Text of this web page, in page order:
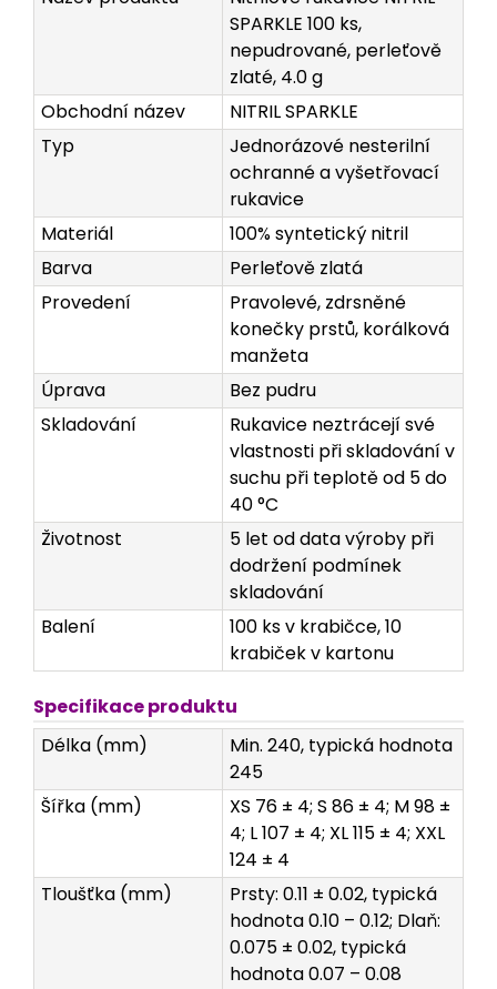
SPARKLE 100 ks,
nepudrované, perleťově
zlaté, 4.0 g
Obchodní název
NITRIL SPARKLE
Typ
Jednorázové nesterilní
ochranné a vyšetřovací
rukavice
Materiál
100% syntetický nitril
Barva
Perleťově zlatá
Provedení
Pravolevé, zdrsněné
konečky prstů, korálková
manžeta
Úprava
Bez pudru
Skladování
Rukavice neztrácejí své
vlastnosti při skladování v
suchu při teplotě od 5 do
40 °C
Životnost
5 let od data výroby při
dodržení podmínek
skladování
Balení
100 ks v krabičce, 10
krabiček v kartonu
Specifikace produktu
Délka (mm)
Min. 240, typická hodnota
245
Šířka (mm)
XS 76 ± 4; S 86 ± 4; M 98 ±
4; L 107 ± 4; XL 115 ± 4; XXL
124 ± 4
Tloušťka (mm)
Prsty: 0.11 ± 0.02, typická
hodnota 0.10 – 0.12; Dlaň:
0.075 ± 0.02, typická
hodnota 0.07 – 0.08